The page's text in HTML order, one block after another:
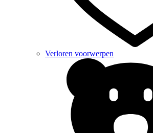
Verloren voorwerpen